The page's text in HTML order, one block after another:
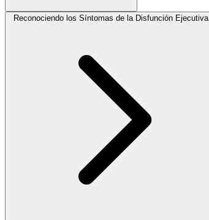
Reconociendo los Síntomas de la Disfunción Ejecutiva